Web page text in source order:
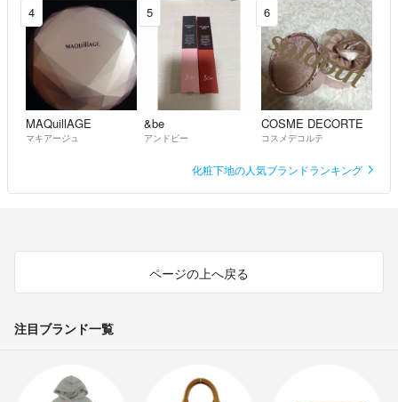
4
MAQuillAGE
マキアージュ
5
&be
アンドビー
6
COSME DECORTE
コスメデコルテ
化粧下地の人気ブランドランキング
ページの上へ戻る
注目ブランド一覧